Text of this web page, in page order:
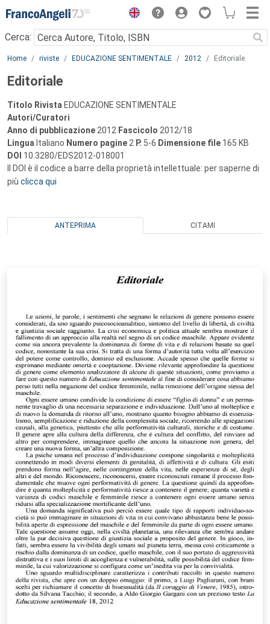
Menu
Cerca:
Main content
Home riviste EDUCAZIONE SENTIMENTALE 2012 Editoriale
Editoriale
Titolo Rivista EDUCAZIONE SENTIMENTALE
Autori/Curatori
Anno di pubblicazione 2012 Fascicolo 2012/18
Lingua Italiano Numero pagine 2 P. 5-6 Dimensione file 165 KB
DOI 10.3280/EDS2012-018001
Il DOI è il codice a barre della proprietà intellettuale: per saperne di
più clicca qui
ANTEPRIMA CITAMI